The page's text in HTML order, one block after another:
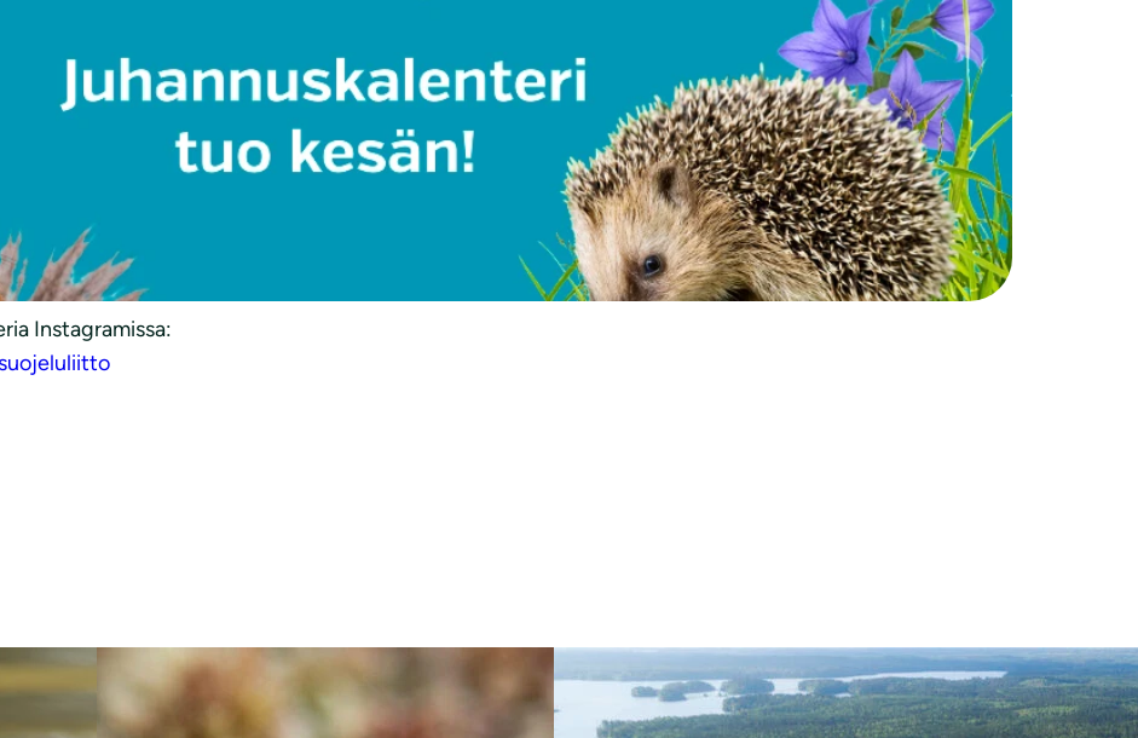
24 Luontotekoa -juhannuskalenteri, jossa esittelemme erilaisia keinoja ja tapoja tehdä
luontoa. Ota juhannuskalenteri seurantaan
Facebook Instagram -tileillämme.
on luvassa myös arvontoja, joissa on tarjolla ympäristöystävällisiä palkintoja. Uusi kalenterin luukku
saakka. Toivotamme hauskoja hetkiä luontotekojen parissa. Jaettu ilo on paras ilo, joten houkuttele
juhannuskalenteria ja tekemään tekoja luonnon hyväksi!
Facebookissa:
Instagramissa: